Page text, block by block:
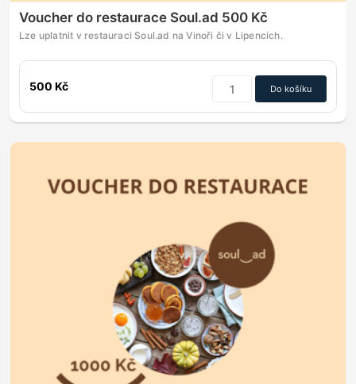
Voucher do restaurace Soul.ad 500 Kč
Lze uplatnit v restauraci Soul.ad na Vinoři či v Lipencích.
500 Kč Do košíku